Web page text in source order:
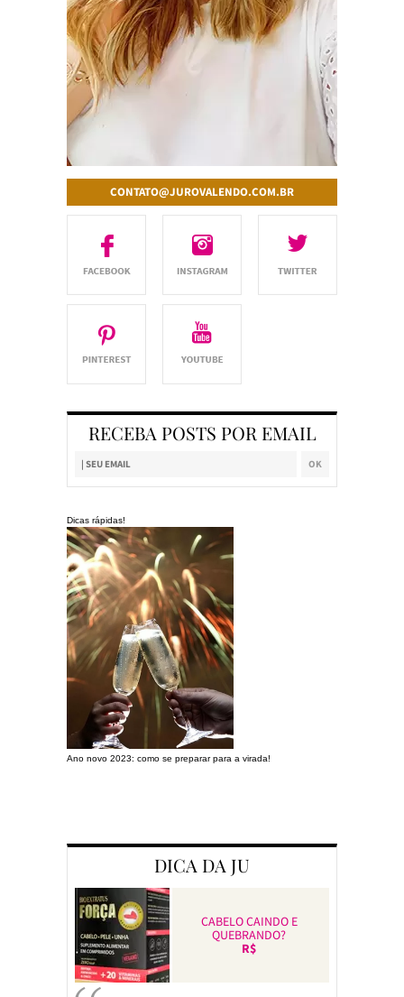
CONTATO@JUROVALENDO.COM.BR
RECEBA POSTS POR EMAIL
Dicas rápidas!
Ano novo 2023: como se preparar para a virada!
DICA DA JU
CABELO CAINDO E
QUEBRANDO?
R$